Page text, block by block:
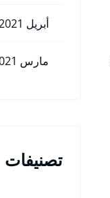
أبريل 2021
مارس 2021
تصنيفات